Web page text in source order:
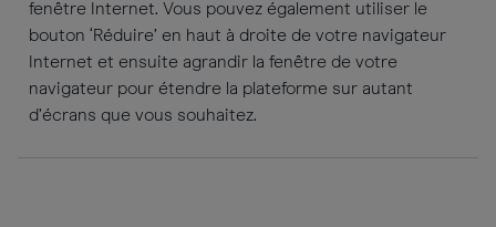
fenêtre Internet. Vous pouvez également utiliser le
bouton ‘Réduire’ en haut à droite de votre navigateur
Internet et ensuite agrandir la fenêtre de votre
navigateur pour étendre la plateforme sur autant
d’écrans que vous souhaitez.